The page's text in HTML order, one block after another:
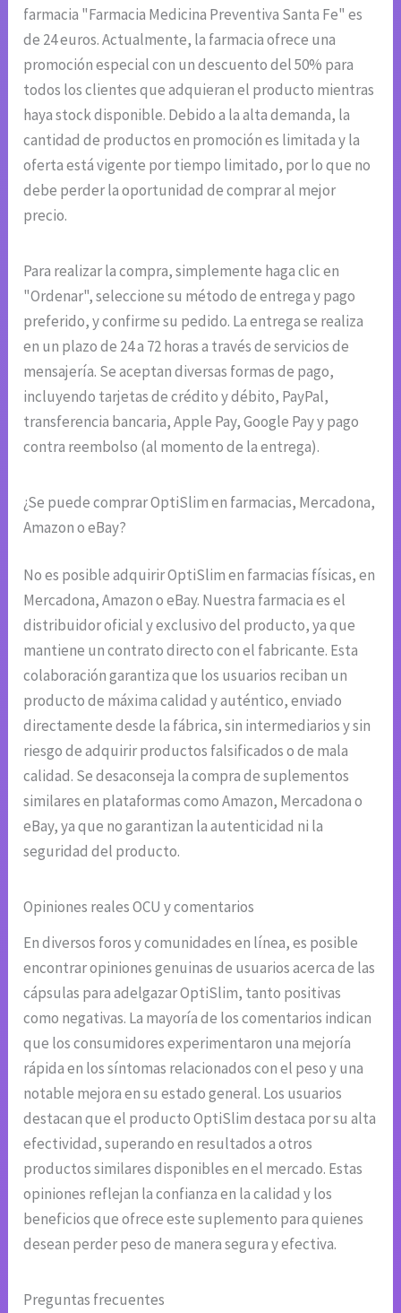
farmacia "Farmacia Medicina Preventiva Santa Fe" es
de 24 euros. Actualmente, la farmacia ofrece una
promoción especial con un descuento del 50% para
todos los clientes que adquieran el producto mientras
haya stock disponible. Debido a la alta demanda, la
cantidad de productos en promoción es limitada y la
oferta está vigente por tiempo limitado, por lo que no
debe perder la oportunidad de comprar al mejor
precio.
Para realizar la compra, simplemente haga clic en
"Ordenar", seleccione su método de entrega y pago
preferido, y confirme su pedido. La entrega se realiza
en un plazo de 24 a 72 horas a través de servicios de
mensajería. Se aceptan diversas formas de pago,
incluyendo tarjetas de crédito y débito, PayPal,
transferencia bancaria, Apple Pay, Google Pay y pago
contra reembolso (al momento de la entrega).
¿Se puede comprar OptiSlim en farmacias, Mercadona,
Amazon o eBay?
No es posible adquirir OptiSlim en farmacias físicas, en
Mercadona, Amazon o eBay. Nuestra farmacia es el
distribuidor oficial y exclusivo del producto, ya que
mantiene un contrato directo con el fabricante. Esta
colaboración garantiza que los usuarios reciban un
producto de máxima calidad y auténtico, enviado
directamente desde la fábrica, sin intermediarios y sin
riesgo de adquirir productos falsificados o de mala
calidad. Se desaconseja la compra de suplementos
similares en plataformas como Amazon, Mercadona o
eBay, ya que no garantizan la autenticidad ni la
seguridad del producto.
Opiniones reales OCU y comentarios
En diversos foros y comunidades en línea, es posible
encontrar opiniones genuinas de usuarios acerca de las
cápsulas para adelgazar OptiSlim, tanto positivas
como negativas. La mayoría de los comentarios indican
que los consumidores experimentaron una mejoría
rápida en los síntomas relacionados con el peso y una
notable mejora en su estado general. Los usuarios
destacan que el producto OptiSlim destaca por su alta
efectividad, superando en resultados a otros
productos similares disponibles en el mercado. Estas
opiniones reflejan la confianza en la calidad y los
beneficios que ofrece este suplemento para quienes
desean perder peso de manera segura y efectiva.
Preguntas frecuentes